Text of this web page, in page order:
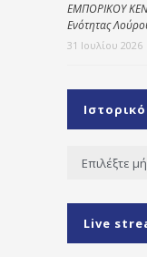
ΕΜΠΟΡΙΚΟΥ
Ενότητας
31 Ιουλίου 2026
Ιστορικό
Ιστορικό
Live